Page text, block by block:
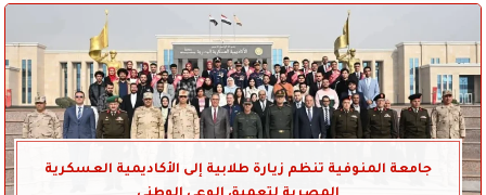
جامعة المنوفية تنظم زيارة طلابية إلى الأكاديمية العسكرية